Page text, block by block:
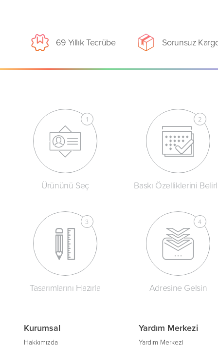
69 Yıllık Tecrübe Sorunsuz
Ürününü Seç Baskı Özelliklerini
Tasarımlarını Hazırla Adresine Gelsin
Kurumsal
Hakkımızda
Yardım Merkezi
Yardım Merkezi